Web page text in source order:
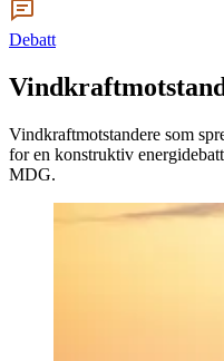
Debatt
Vindkraftmotstandere som
for en konstruktiv
MDG.